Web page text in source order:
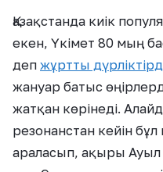
Қазақстанда киік
екен, Үкімет 80 мың
деп жұртты
жануар батыс
жатқан көрінеді.
резонанстан кейін
араласып, ақыры